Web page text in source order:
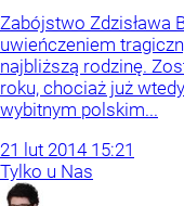
Zabójstwo Zdzisława
uwieńczeniem
najbliższą rodzinę.
roku, chociaż już
wybitnym polskim...
21 lut 2014 15:21
Tylko u Nas